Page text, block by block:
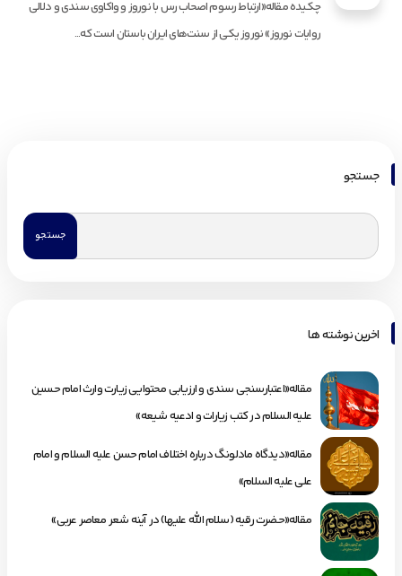
چکیده مقاله«ارتباط رسوم اصحاب رس با نوروز و واکاوی سندی و دلالی
روایات نوروز» نوروز یکی از سنت‌های ایران باستان است که...
جستجو
اخرین نوشته ها
مقاله«اعتبارسنجی سندی و ارزیابی محتوایی زیارت وارث امام حسین
علیه السلام در کتب زیارات و ادعیه شیعه»
مقاله«دیدگاه مادلونگ درباره اختلاف امام حسن علیه السلام و امام
علی علیه السلام»
مقاله«حضرت رقیه (سلام الله علیها) در آینه شعر معاصر عربی»